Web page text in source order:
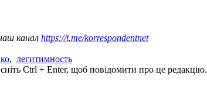
канал https://t.me/korrespondentnet
, легитимность
Ctrl + Enter, щоб повідомити про це редакцію.